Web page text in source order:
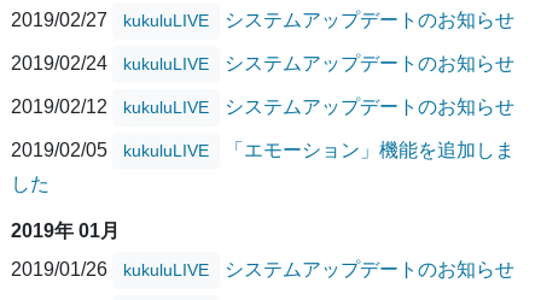
2019/02/27
kukuluLIVE システムアップデートのお知らせ
2019/02/24 kukuluLIVE システムアップデートのお知らせ
2019/02/12 kukuluLIVE システムアップデートのお知らせ
2019/02/05 kukuluLIVE
「エモーション」機能を追加しま
した
2019年 01月
2019/01/26
kukuluLIVE システムアップデートのお知らせ